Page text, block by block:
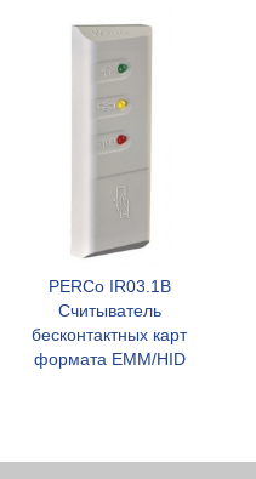
PERCo IR03.1B
Считыватель
бесконтактных карт
формата ЕММ/HID